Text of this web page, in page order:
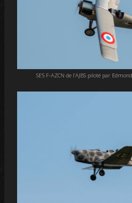
SE5 F-AZCN de l’AJBS piloté par